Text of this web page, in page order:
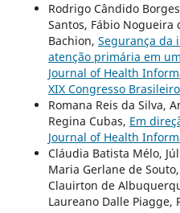
Rodrigo Cândido
Santos, Fábio Nogueira
Bachion, Segurança da
atenção primária em
Journal of Health
XIX Congresso
Romana Reis da Silva,
Regina Cubas, Em
Journal of Health
Cláudia Batista Mélo,
Maria Gerlane de
Clauirton de
Laureano Dalle Piagge,